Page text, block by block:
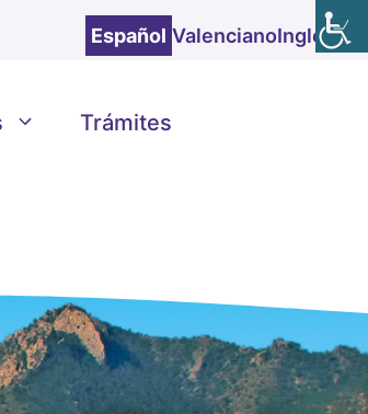
Español ValencianoInglés
Trámites